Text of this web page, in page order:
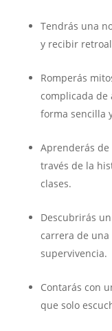
Tendrás una
y recibir
Romperás
complicada de
forma sencilla
Aprenderás
través de la
clases.
Descubrirás
carrera de
supervivencia.
Contarás con
que solo